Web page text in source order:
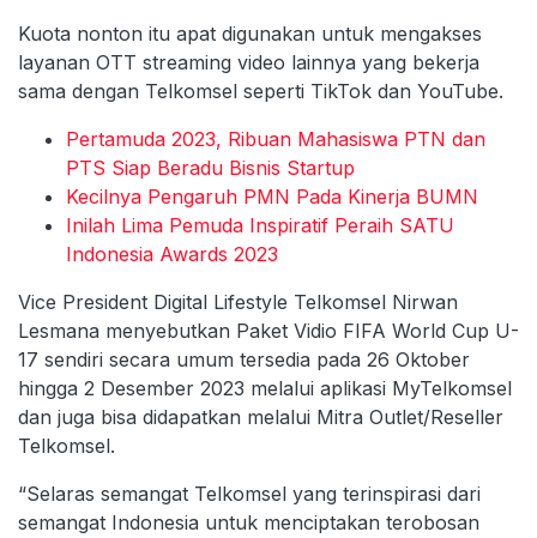
Kuota nonton itu apat digunakan untuk mengakses
layanan OTT streaming video lainnya yang bekerja
sama dengan Telkomsel seperti TikTok dan YouTube.
Pertamuda 2023, Ribuan Mahasiswa PTN dan
PTS Siap Beradu Bisnis Startup
Kecilnya Pengaruh PMN Pada Kinerja BUMN
Inilah Lima Pemuda Inspiratif Peraih SATU
Indonesia Awards 2023
Vice President Digital Lifestyle Telkomsel Nirwan
Lesmana menyebutkan Paket Vidio FIFA World Cup U-
17 sendiri secara umum tersedia pada 26 Oktober
hingga 2 Desember 2023 melalui aplikasi MyTelkomsel
dan juga bisa didapatkan melalui Mitra Outlet/Reseller
Telkomsel.
“Selaras semangat Telkomsel yang terinspirasi dari
semangat Indonesia untuk menciptakan terobosan